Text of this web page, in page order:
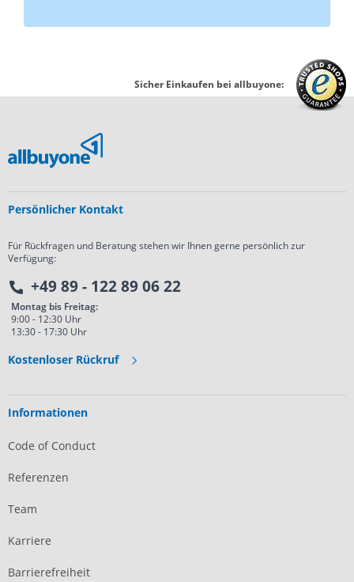
Sicher Einkaufen bei allbuyone:
Persönlicher Kontakt
Für Rückfragen und Beratung stehen wir Ihnen gerne persönlich zur
Verfügung:
+49 89 - 122 89 06 22
Montag bis Freitag:
9:00 - 12:30 Uhr
13:30 - 17:30 Uhr
Kostenloser Rückruf
Informationen
Code of Conduct
Referenzen
Team
Karriere
Barrierefreiheit